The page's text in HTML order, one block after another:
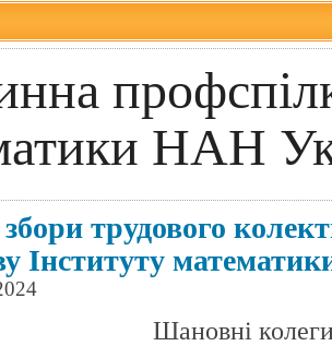
НАН
трудового
Інституту
Шановні